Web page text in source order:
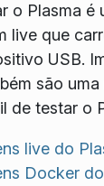
o Plasma é
live que
USB.
são uma
de testar o
live do
Docker